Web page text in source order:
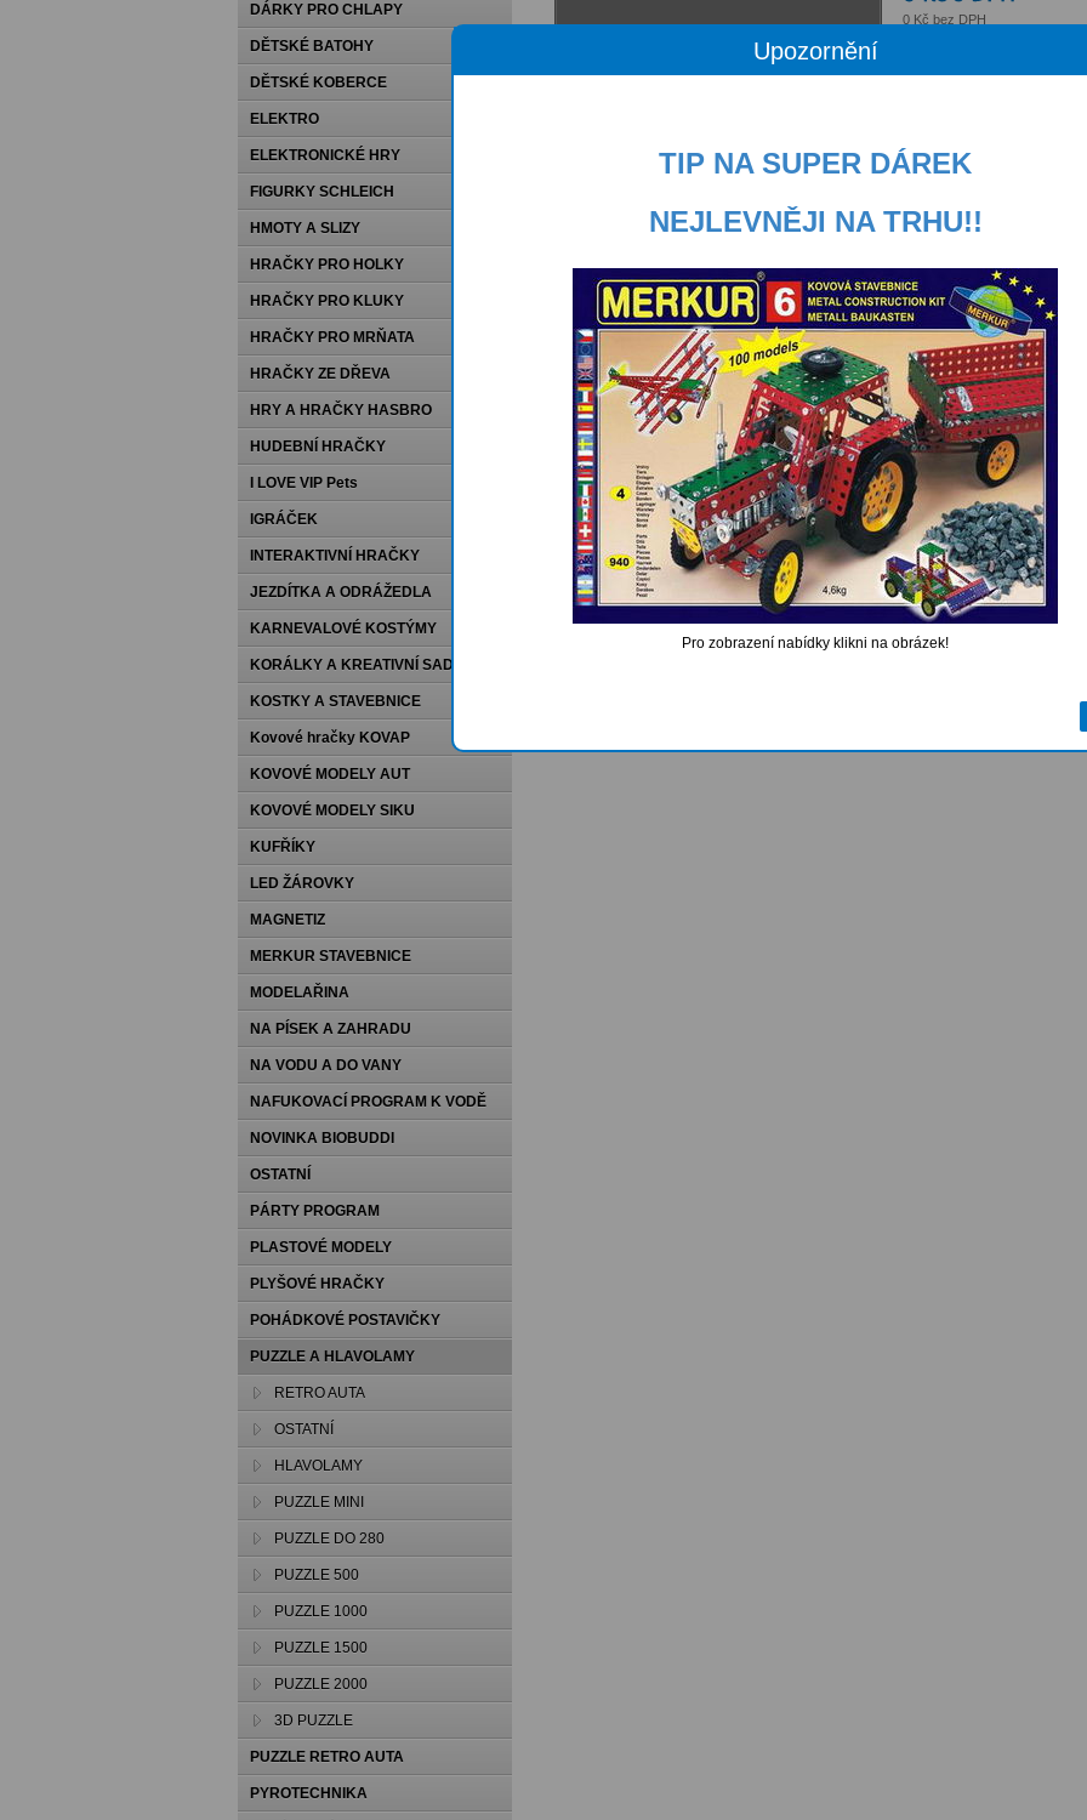
DÁRKY PRO CHLAPY
DĚTSKÉ BATOHY
DĚTSKÉ KOBERCE
ELEKTRO
ELEKTRONICKÉ HRY
FIGURKY SCHLEICH
HMOTY A SLIZY
HRAČKY PRO HOLKY
HRAČKY PRO KLUKY
HRAČKY PRO MRŇATA
HRAČKY ZE DŘEVA
HRY A HRAČKY HASBRO
HUDEBNÍ HRAČKY
I LOVE VIP Pets
IGRÁČEK
INTERAKTIVNÍ HRAČKY
JEZDÍTKA A ODRÁŽEDLA
KARNEVALOVÉ KOSTÝMY
KORÁLKY A KREATIVNÍ SADY
KOSTKY A STAVEBNICE
Kovové hračky KOVAP
KOVOVÉ MODELY AUT
KOVOVÉ MODELY SIKU
KUFŘÍKY
LED ŽÁROVKY
MAGNETIZ
MERKUR STAVEBNICE
MODELAŘINA
NA PÍSEK A ZAHRADU
NA VODU A DO VANY
NAFUKOVACÍ PROGRAM K VODĚ
NOVINKA BIOBUDDI
OSTATNÍ
PÁRTY PROGRAM
PLASTOVÉ MODELY
PLYŠOVÉ HRAČKY
POHÁDKOVÉ POSTAVIČKY
PUZZLE A HLAVOLAMY
RETRO AUTA
OSTATNÍ
HLAVOLAMY
PUZZLE MINI
PUZZLE DO 280
PUZZLE 500
PUZZLE 1000
PUZZLE 1500
PUZZLE 2000
3D PUZZLE
PUZZLE RETRO AUTA
PYROTECHNIKA
0 Kč bez DPH
Upozornění
TIP NA SUPER DÁREK
NEJLEVNĚJI NA TRHU!!
Pro zobrazení nabídky klikni na obrázek!